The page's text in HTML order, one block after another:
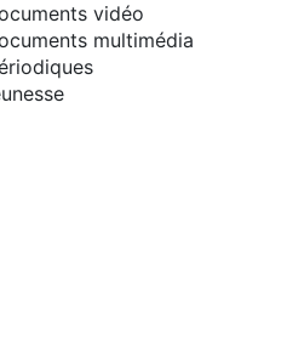
vidéo
multimédia